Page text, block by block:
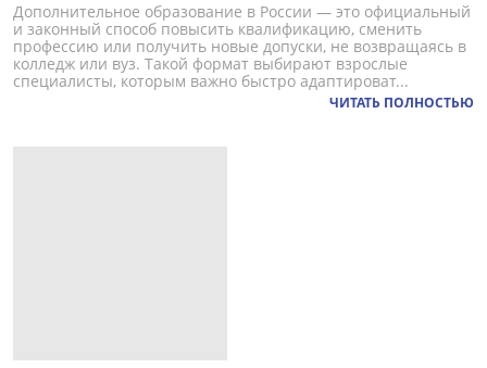
Дополнительное образование в России — это официальный
и законный способ повысить квалификацию, сменить
профессию или получить новые допуски, не возвращаясь в
колледж или вуз. Такой формат выбирают взрослые
специалисты, которым важно быстро адаптироват...
ЧИТАТЬ ПОЛНОСТЬЮ